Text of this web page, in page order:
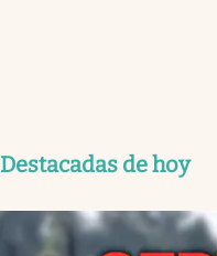
Destacadas de hoy